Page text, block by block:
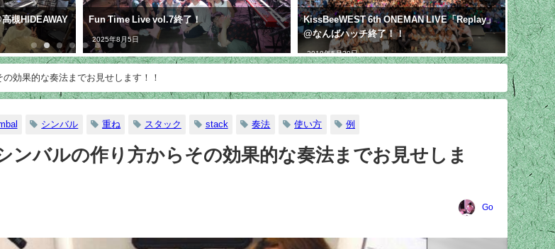
槻HIDEAWAY
Fun Time Live vol.7終了！
2025年8月5日
KissBeeWEST 6th ONEMAN LIVE「Replay」
@なんばハッチ終了！！
2019年5月20日
【
ズにつ
2025年1
効果的な奏法までお見せします！！
シンバル 重ね スタック stack 奏法 使い方 例
ンバルの作り方からその効果的な奏法までお見せしま
Go